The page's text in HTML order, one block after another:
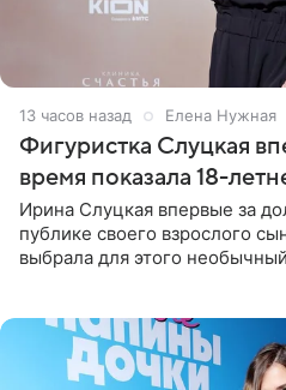
13 часов назад Елена Нужная
Фигуристка Слуцкая
время показала 18-
Ирина Слуцкая впервые за
публике своего взрослого
выбрала для этого